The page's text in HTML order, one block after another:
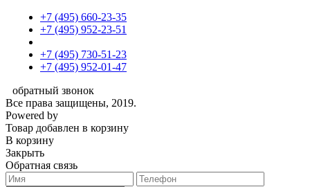
+7 (495) 660-23-35
+7 (495) 952-23-51
+7 (495) 730-51-23
+7 (495) 952-01-47
обратный звонок
Все права защищены, 2019.
Powered by
Товар добавлен в корзину
В корзину
Закрыть
Обратная связь